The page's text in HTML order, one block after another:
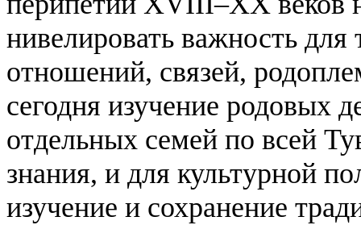
нивелировать важность
отношений, связей,
сегодня изучение родовых
отдельных семей по всей
знания, и для культурной
изучение и сохранение